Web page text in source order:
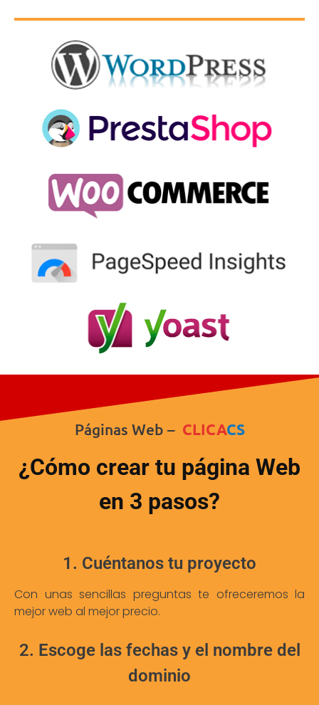
Páginas Web – CLICACS
¿Cómo crear tu página Web
en 3 pasos?
1. Cuéntanos tu proyecto
Con unas sencillas preguntas te ofreceremos la
mejor web al mejor precio.
2. Escoge las fechas y el nombre del
dominio